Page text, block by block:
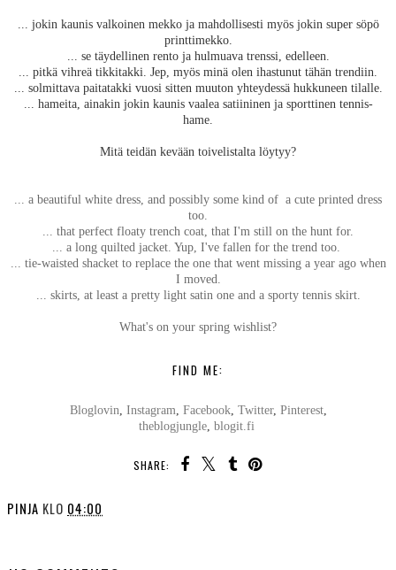
... jokin kaunis valkoinen mekko ja mahdollisesti myös jokin super söpö
printtimekko.
... se täydellinen rento ja hulmuava trenssi, edelleen.
... pitkä vihreä tikkitakki. Jep, myös minä olen ihastunut tähän trendiin.
... solmittava paitatakki vuosi sitten muuton yhteydessä hukkuneen tilalle.
... hameita, ainakin jokin kaunis vaalea satiininen ja sporttinen tennis-
hame.
Mitä teidän kevään toivelistalta löytyy?
... a beautiful white dress, and possibly some kind of a cute printed dress
too.
... that perfect floaty trench coat, that I'm still on the hunt for.
... a long quilted jacket. Yup, I've fallen for the trend too.
... tie-waisted shacket to replace the one that went missing a year ago when
I moved.
... skirts, at least a pretty light satin one and a sporty tennis skirt.
What's on your spring wishlist?
FIND ME:
Bloglovin Instagram Facebook, Twitter, Pinterest,
theblogjungle, blogit.fi
SHARE:
PINJA KLO 04:00